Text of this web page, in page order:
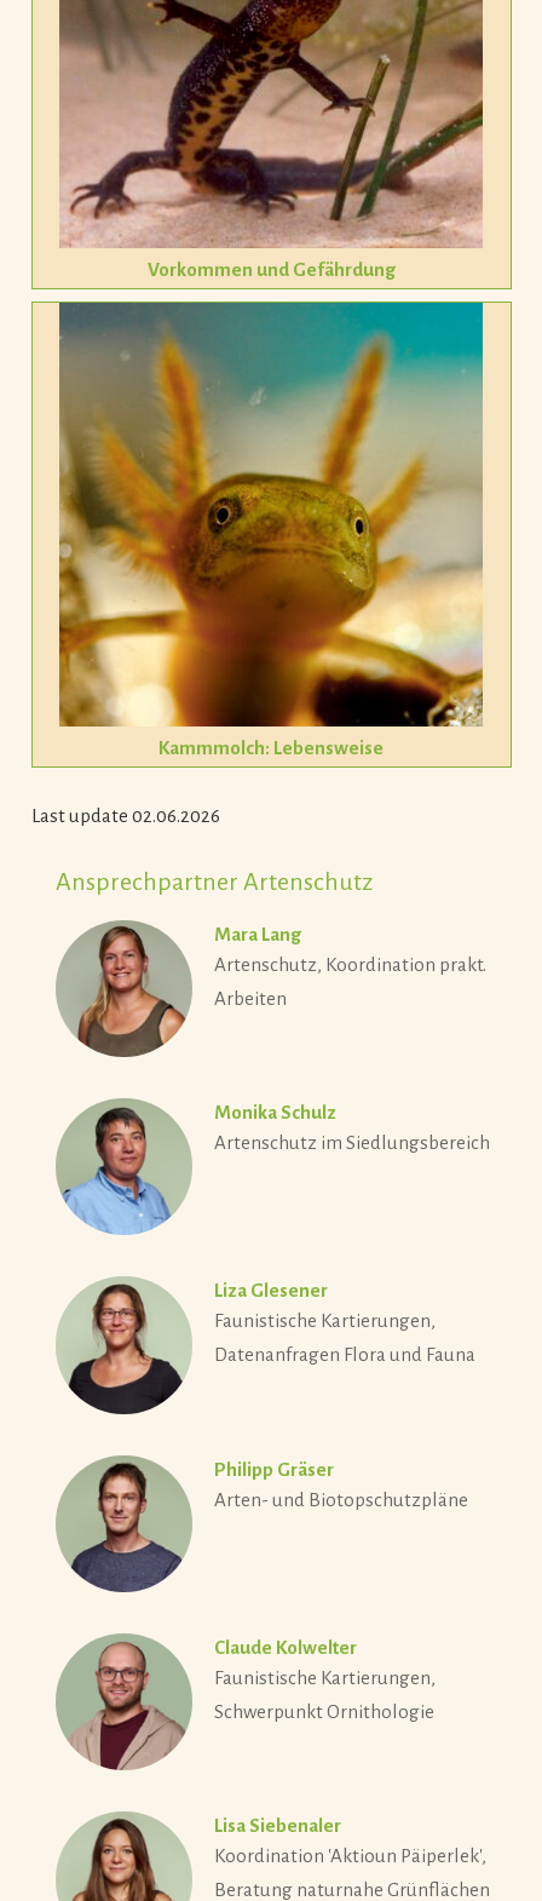
Vorkommen und Gefährdung
Kammmolch: Lebensweise
Last update 02.06.2026
Ansprechpartner Artenschutz
Mara Lang
Artenschutz, Koordination prakt.
Arbeiten
Monika Schulz
Artenschutz im Siedlungsbereich
Liza Glesener
Faunistische Kartierungen,
Datenanfragen Flora und Fauna
Philipp Gräser
Arten- und Biotopschutzpläne
Claude Kolwelter
Faunistische Kartierungen,
Schwerpunkt Ornithologie
Lisa Siebenaler
Koordination 'Aktioun Päiperlek',
Beratung naturnahe Grünflächen